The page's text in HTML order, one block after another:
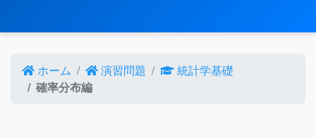
ホーム 演習問題
統計学基礎
確率分布編